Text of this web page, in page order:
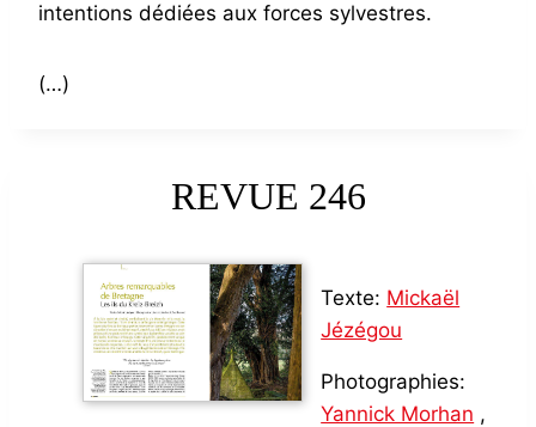
intentions dédiées aux forces sylvestres.
(…)
REVUE 246
Texte: Mickaël
Jézégou
Photographies:
Yannick Morhan ,